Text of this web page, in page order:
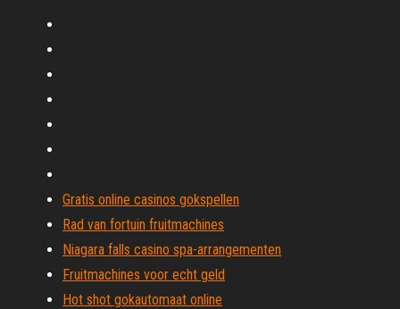
Gratis online casinos gokspellen
Rad van fortuin fruitmachines
Niagara falls casino spa-arrangementen
Fruitmachines voor echt geld
Hot shot gokautomaat online